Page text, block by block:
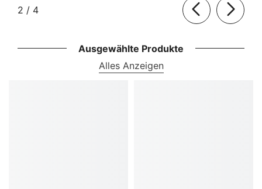
2 / von
4
Ausgewählte Produkte
Alles Anzeigen